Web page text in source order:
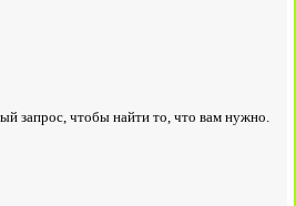
запрос, чтобы найти то, что вам нужно.